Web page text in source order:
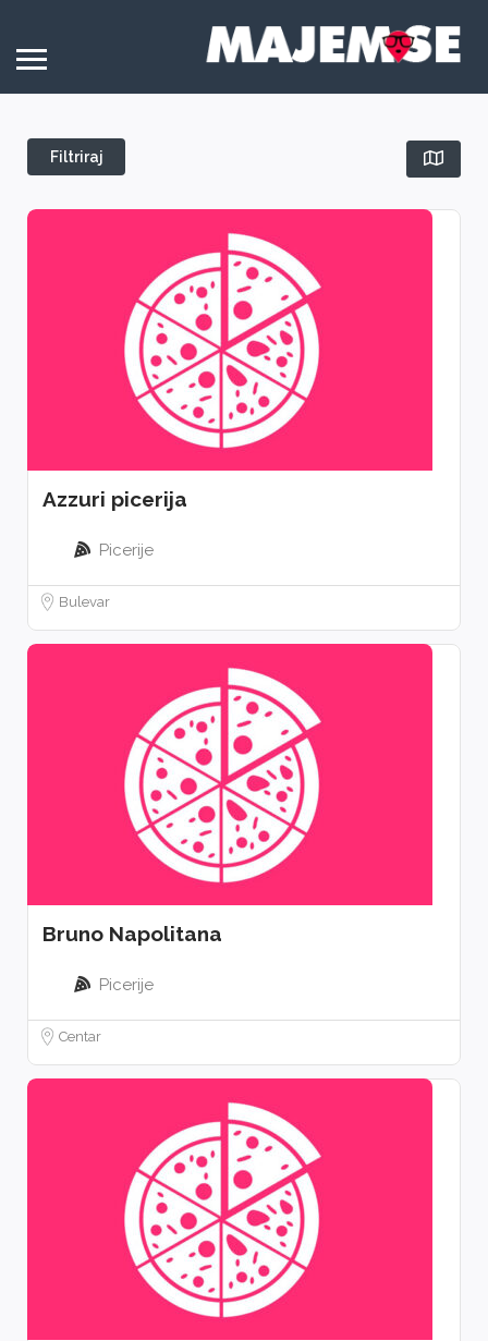
Filtriraj
Azzuri picerija
Picerije
Bulevar
Bruno Napolitana
Picerije
Centar